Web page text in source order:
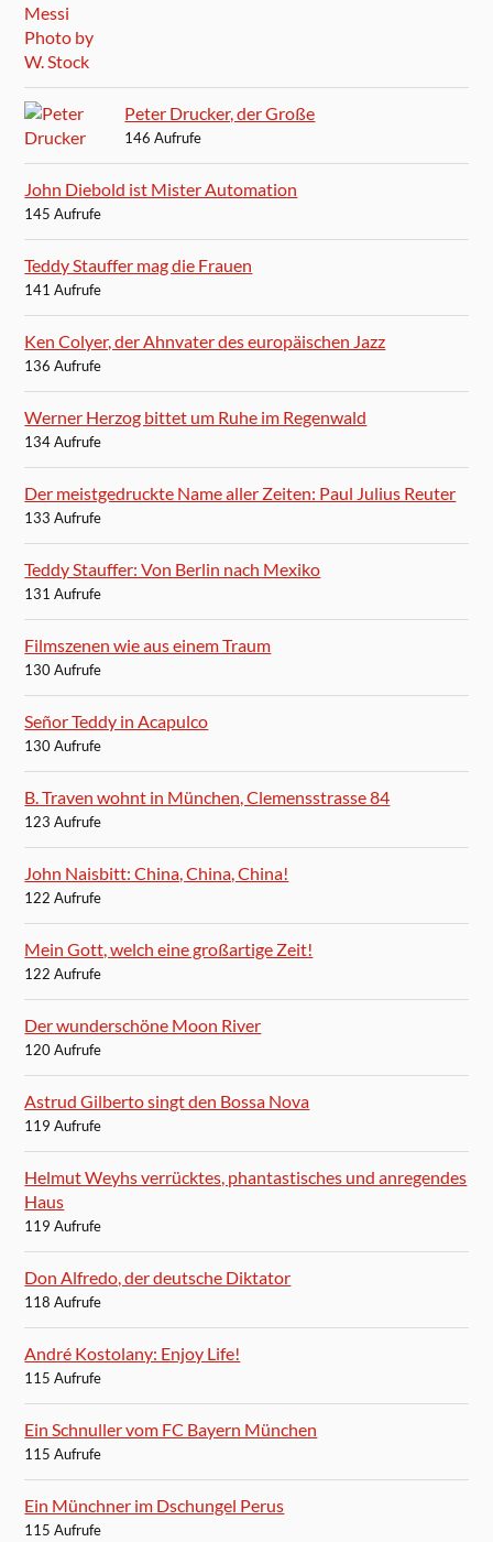
Peter Drucker, der Große
146 Aufrufe
John Diebold ist Mister Automation
145 Aufrufe
Teddy Stauffer mag die Frauen
141 Aufrufe
Ken Colyer, der Ahnvater des europäischen Jazz
136 Aufrufe
Werner Herzog bittet um Ruhe im Regenwald
134 Aufrufe
Der meistgedruckte Name aller Zeiten: Paul Julius Reuter
133 Aufrufe
Teddy Stauffer: Von Berlin nach Mexiko
131 Aufrufe
Filmszenen wie aus einem Traum
130 Aufrufe
Señor Teddy in Acapulco
130 Aufrufe
B. Traven wohnt in München, Clemensstrasse 84
123 Aufrufe
John Naisbitt: China, China, China!
122 Aufrufe
Mein Gott, welch eine großartige Zeit!
122 Aufrufe
Der wunderschöne Moon River
120 Aufrufe
Astrud Gilberto singt den Bossa Nova
119 Aufrufe
Helmut Weyhs verrücktes, phantastisches und anregendes
Haus
119 Aufrufe
Don Alfredo, der deutsche Diktator
118 Aufrufe
André Kostolany: Enjoy Life!
115 Aufrufe
Ein Schnuller vom FC Bayern München
115 Aufrufe
Ein Münchner im Dschungel Perus
115 Aufrufe